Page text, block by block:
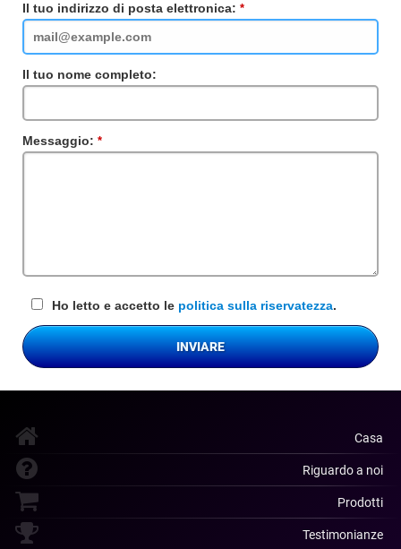
Il tuo indirizzo di posta elettronica:
obbligatorio
Il tuo nome completo:
Messaggio:
obbligatorio
Ho letto e accetto le politica sulla riservatezza.
INVIARE
Casa
Riguardo a noi
Prodotti
Testimonianze